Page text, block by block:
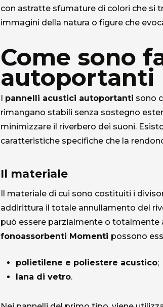
con astratte sfumature di colori che si
immagini della natura o figure che
Come sono
autoportanti
pannelli acustici autoportanti sono
rimangano stabili senza sostegno
minimizzare il riverbero dei suoni.
caratteristiche specifiche che la
Il materiale
Il materiale di cui sono costituiti i
addirittura il totale annullamento del
può essere parzialmente o totalmente
fonoassorbenti Momenti possono
polietilene e poliestere acustico;
lana di vetro.